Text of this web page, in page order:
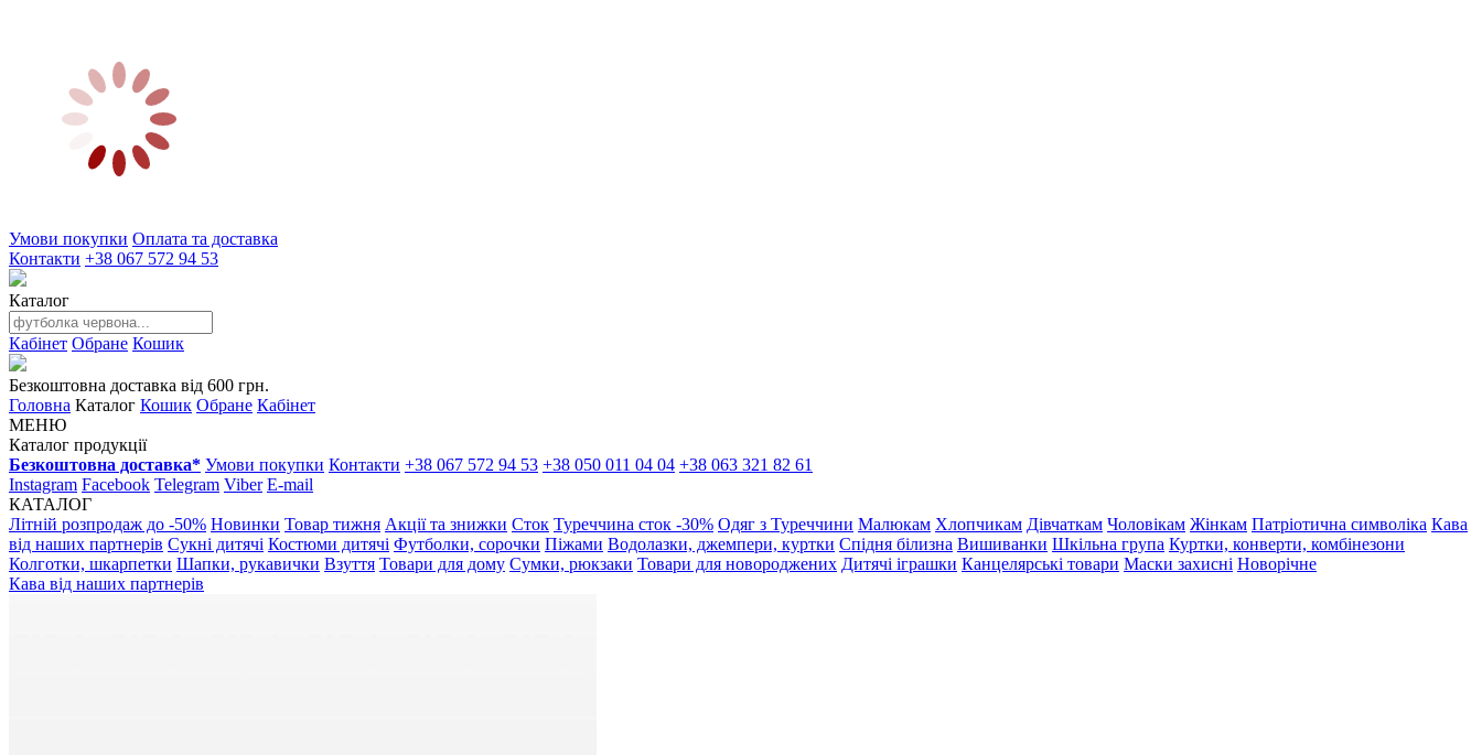
Умови покупки Оплата та доставка
Контакти +38 067 572 94 53
Каталог
Кабінет Обране Кошик
Безкоштовна доставка від 600 грн.
Головна Каталог Кошик Обране Кабінет
МЕНЮ
Каталог продукції
Безкоштовна доставка* Умови покупки Контакти +38 067 572 94 53 +38 050 011 04 04 +38 063 321 82 61
Instagram Facebook Telegram Viber E-mail
КАТАЛОГ
Літній розпродаж до -50% Новинки Товар тижня Акції та знижки Сток Туреччина сток -30% Одяг з Туреччини Малюкам Хлопчикам Дівчаткам Чоловікам Жінкам Патріотична символіка Кава
від наших партнерів Сукні дитячі Костюми дитячі Футболки, сорочки Піжами Водолазки, джемпери, куртки Спідня білизна Вишиванки Шкільна група Куртки, конверти, комбінезони
Колготки, шкарпетки Шапки, рукавички Взуття Товари для дому Сумки, рюкзаки Товари для новороджених Дитячі іграшки Канцелярські товари Маски захисні Новорічне
Кава від наших партнерів